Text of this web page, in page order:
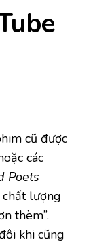
cũ được
các
Poets
lượng
thèm”.
khi cũng